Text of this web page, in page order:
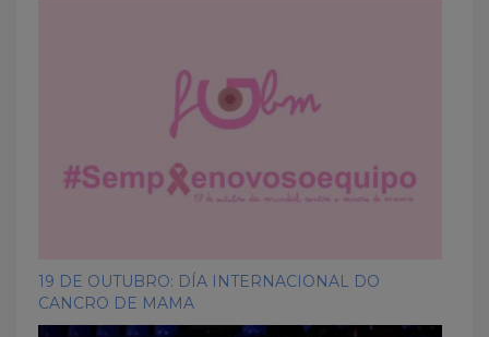
19 DE OUTUBRO: DÍA INTERNACIONAL DO
CANCRO DE MAMA